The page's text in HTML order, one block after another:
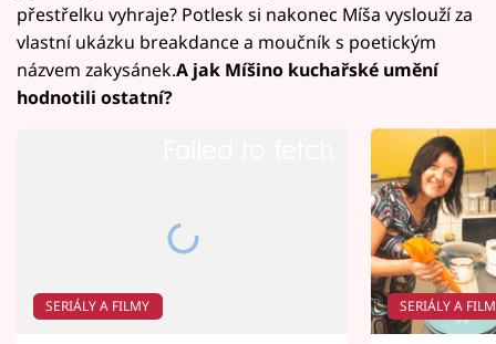
přestřelku vyhraje? Potlesk si nakonec Míša vyslouží za
vlastní ukázku breakdance a moučník s poetickým
názvem zakysánek.A jak Míšino kuchařské umění
hodnotili ostatní?
SERIÁLY A FILMY SERIÁLY A